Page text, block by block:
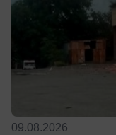
09.08.2026